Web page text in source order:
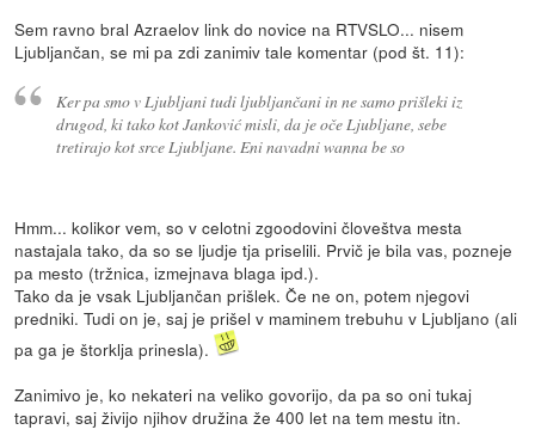
Sem ravno bral Azraelov link do novice na RTVSLO... nisem
Ljubljančan, se mi pa zdi zanimiv tale komentar (pod št. 11):
Ker pa smo v Ljubljani tudi ljubljančani in ne samo prišleki iz
drugod, ki tako kot Janković misli, da je oče Ljubljane, sebe
tretirajo kot srce Ljubljane. Eni navadni wanna be so
Hmm... kolikor vem, so v celotni zgoodovini človeštva mesta
nastajala tako, da so se ljudje tja priselili. Prvič je bila vas, pozneje
pa mesto (tržnica, izmejnava blaga ipd.).
Tako da je vsak Ljubljančan prišlek. Če ne on, potem njegovi
predniki. Tudi on je, saj je prišel v maminem trebuhu v Ljubljano (ali
pa ga je štorklja prinesla).
Zanimivo je, ko nekateri na veliko govorijo, da pa so oni tukaj
tapravi, saj živijo njihov družina že 400 let na tem mestu itn.